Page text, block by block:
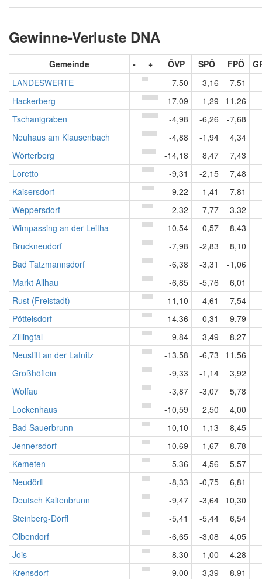
Gewinne-Verluste DNA
Gemeinde - + ÖVP SPÖ FPÖ
LANDESWERTE
-7,50 -3,16
7,51
Hackerberg
-17,09 -1,29
11,26
Tschanigraben
-4,98 -6,26
-7,68
Neuhaus am Klausenbach
-4,88 -1,94
4,34
Wörterberg
-14,18 8,47
7,43
Loretto
-9,31 -2,15
7,48
Kaisersdorf
-9,22 -1,41
7,81
Weppersdorf
-2,32 -7,77
3,32
Wimpassing an der Leitha
-10,54 -0,57
8,43
Bruckneudorf
-7,98 -2,83
8,10
Bad Tatzmannsdorf
-6,38 -3,31
-1,06
Markt Allhau
-6,85 -5,76
6,01
Rust (Freistadt)
-11,10 -4,61
7,54
Pöttelsdorf
-14,36 -0,31
9,79
Zillingtal
-9,84 -3,49
8,27
Neustift an der Lafnitz
-13,58 -6,73
11,56
Großhöflein
-9,33 -1,14
3,92
Wolfau
-3,87 -3,07
5,78
Lockenhaus
-10,59 2,50
4,00
Bad Sauerbrunn
-10,10 -1,13
8,45
Jennersdorf
-10,69 -1,67
8,78
Kemeten
-5,36 -4,56
5,57
Neudörfl
-8,33 -0,75
6,81
Deutsch Kaltenbrunn
-9,47 -3,64 10,30
Steinberg-Dörfl
-5,41 -5,44
6,54
Olbendorf
-6,65 -3,08
4,05
Jois
-8,30 -1,00
4,28
Krensdorf
-9,00 -3,39
8,91